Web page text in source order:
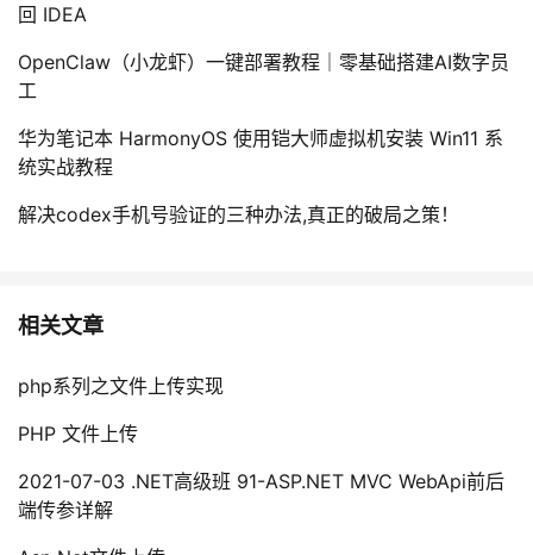
回 IDEA
OpenClaw（小龙虾）一键部署教程｜零基础搭建AI数字员
工
华为笔记本 HarmonyOS 使用铠大师虚拟机安装 Win11 系
统实战教程
解决codex手机号验证的三种办法,真正的破局之策！
相关文章
php系列之文件上传实现
PHP 文件上传
2021-07-03 .NET高级班 91-ASP.NET MVC WebApi前后
端传参详解